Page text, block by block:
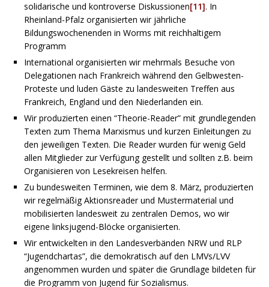
solidarische und kontroverse Diskussionen[11]. In
Rheinland-Pfalz organisierten wir jährliche
Bildungswochenenden in Worms mit reichhaltigem
Programm
International organisierten wir mehrmals Besuche von
Delegationen nach Frankreich während den Gelbwesten-
Proteste und luden Gäste zu landesweiten Treffen aus
Frankreich, England und den Niederlanden ein.
Wir produzierten einen “Theorie-Reader” mit grundlegenden
Texten zum Thema Marxismus und kurzen Einleitungen zu
den jeweiligen Texten. Die Reader wurden für wenig Geld
allen Mitglieder zur Verfügung gestellt und sollten z.B. beim
Organisieren von Lesekreisen helfen.
Zu bundesweiten Terminen, wie dem 8. März, produzierten
wir regelmäßig Aktionsreader und Mustermaterial und
mobilisierten landesweit zu zentralen Demos, wo wir
eigene linksjugend-Blöcke organisierten.
Wir entwickelten in den Landesverbänden NRW und RLP
“Jugendchartas”, die demokratisch auf den LMVs/LVV
angenommen wurden und später die Grundlage bildeten für
die Programm von Jugend für Sozialismus.